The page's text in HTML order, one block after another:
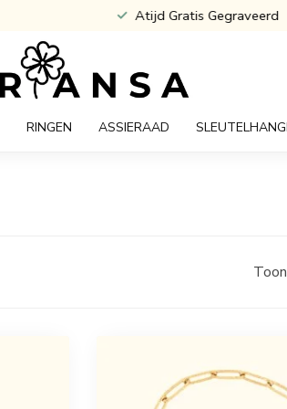
Atijd Gratis Gegraveerd
RINGEN ASSIERAAD